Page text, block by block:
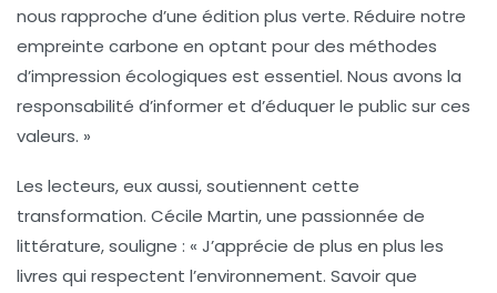
nous rapproche d’une édition plus verte. Réduire notre
empreinte carbone en optant pour des méthodes
d’impression écologiques est essentiel. Nous avons la
responsabilité d’informer et d’éduquer le public sur ces
valeurs. »
Les lecteurs, eux aussi, soutiennent cette
transformation. Cécile Martin, une passionnée de
littérature, souligne : « J’apprécie de plus en plus les
livres qui respectent l’environnement. Savoir que